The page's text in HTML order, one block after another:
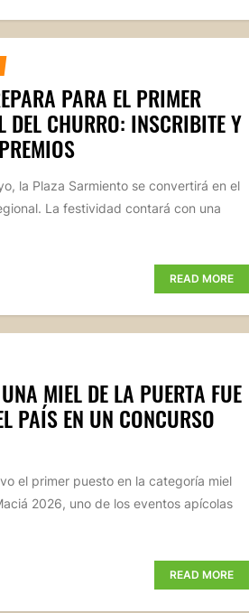
PARA EL PRIMER
DEL CHURRO: INSCRIBITE Y
la Plaza Sarmiento se convertirá en el
La festividad contará con una
READ MORE
MIEL DE LA PUERTA FUE
PAÍS EN UN CONCURSO
el primer puesto en la categoría miel
2026, uno de los eventos apícolas
READ MORE